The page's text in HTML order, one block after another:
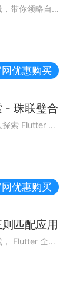
从基础概念到落地实践，带你领略自顶向下的业务驱动架构，击碎老旧代码、复杂业务维护困难的噩梦。
优惠购买
- 珠联璧合
从源码入手，带你深入探索 Flutter 滑动体系
优惠购买
匹配应用
从思想分析到应用实践， Flutter 全平台玩转正则表达式 ~